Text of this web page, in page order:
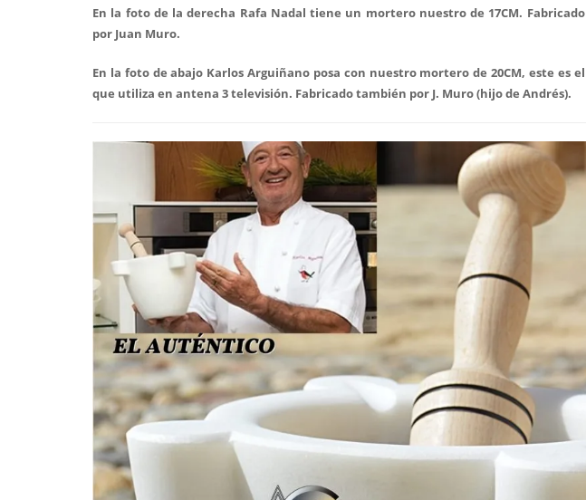
En la foto de la derecha Rafa Nadal tiene un mortero nuestro de 17CM. Fabricado
por Juan Muro.
En la foto de abajo Karlos Arguiñano posa con nuestro mortero de 20CM, este es el
que utiliza en antena 3 televisión. Fabricado también por J. Muro (hijo de Andrés).